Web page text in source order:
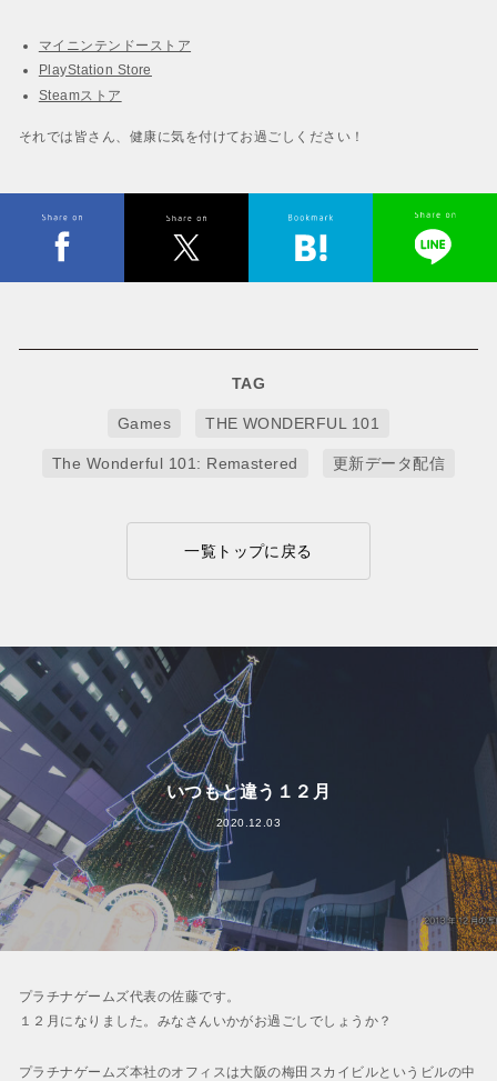
マイニンテンドーストア
PlayStation Store
Steamストア
それでは皆さん、健康に気を付けてお過ごしください！
TAG
Games THE WONDERFUL 101
The Wonderful 101: Remastered 更新データ配信
一覧トップに戻る
いつもと違う１２月
2020.12.03
プラチナゲームズ代表の佐藤です。
１２月になりました。みなさんいかがお過ごしでしょうか？
プラチナゲームズ本社のオフィスは大阪の梅田スカイビルというビルの中